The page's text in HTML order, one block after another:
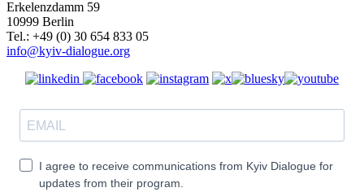
Erkelenzdamm 59
10999 Berlin
Теl.: +49 (0) 30 654 833 05
info@kyiv-dialogue.org
I agree to receive communications from Kyiv Dialogue for
updates from their program.